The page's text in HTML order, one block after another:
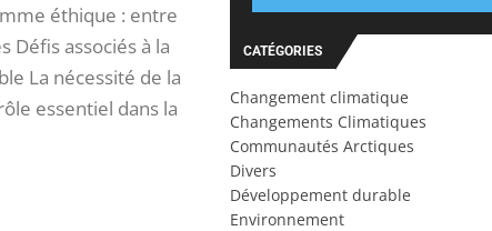
éthique : entre
associés à la
La nécessité de la
essentiel dans la
CATÉGORIES
Changement climatique
Changements Climatiques
Communautés Arctiques
Divers
Développement durable
Environnement